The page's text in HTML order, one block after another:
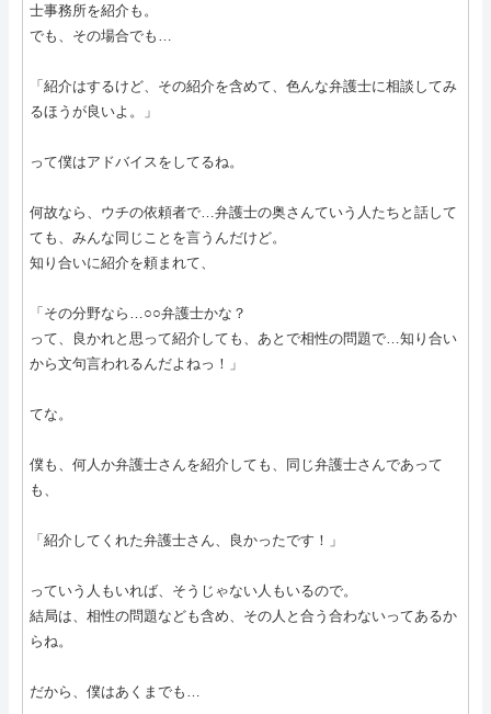
士事務所を紹介も。
でも、その場合でも…
「紹介はするけど、その紹介を含めて、色んな弁護士に相談してみ
るほうが良いよ。」
って僕はアドバイスをしてるね。
何故なら、ウチの依頼者で…弁護士の奥さんていう人たちと話して
ても、みんな同じことを言うんだけど。
知り合いに紹介を頼まれて、
「その分野なら…○○弁護士かな？
って、良かれと思って紹介しても、あとで相性の問題で…知り合い
から文句言われるんだよねっ！」
てな。
僕も、何人か弁護士さんを紹介しても、同じ弁護士さんであって
も、
「紹介してくれた弁護士さん、良かったです！」
っていう人もいれば、そうじゃない人もいるので。
結局は、相性の問題なども含め、その人と合う合わないってあるか
らね。
だから、僕はあくまでも…